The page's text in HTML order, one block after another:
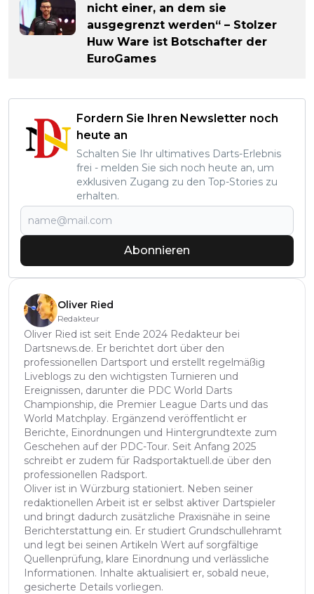
nicht einer, an dem sie
ausgegrenzt werden“ – Stolzer
Huw Ware ist Botschafter der
EuroGames
Fordern Sie Ihren Newsletter noch
heute an
Schalten Sie Ihr ultimatives Darts-Erlebnis
frei - melden Sie sich noch heute an, um
exklusiven Zugang zu den Top-Stories zu
erhalten.
Abonnieren
Oliver Ried
Redakteur
Oliver Ried ist seit Ende 2024 Redakteur bei
Dartsnews.de. Er berichtet dort über den
professionellen Dartsport und erstellt regelmäßig
Liveblogs zu den wichtigsten Turnieren und
Ereignissen, darunter die PDC World Darts
Championship, die Premier League Darts und das
World Matchplay. Ergänzend veröffentlicht er
Berichte, Einordnungen und Hintergrundtexte zum
Geschehen auf der PDC-Tour. Seit Anfang 2025
schreibt er zudem für Radsportaktuell.de über den
professionellen Radsport.
Oliver ist in Würzburg stationiert. Neben seiner
redaktionellen Arbeit ist er selbst aktiver Dartspieler
und bringt dadurch zusätzliche Praxisnähe in seine
Berichterstattung ein. Er studiert Grundschullehramt
und legt bei seinen Artikeln Wert auf sorgfältige
Quellenprüfung, klare Einordnung und verlässliche
Informationen. Inhalte aktualisiert er, sobald neue,
gesicherte Details vorliegen.